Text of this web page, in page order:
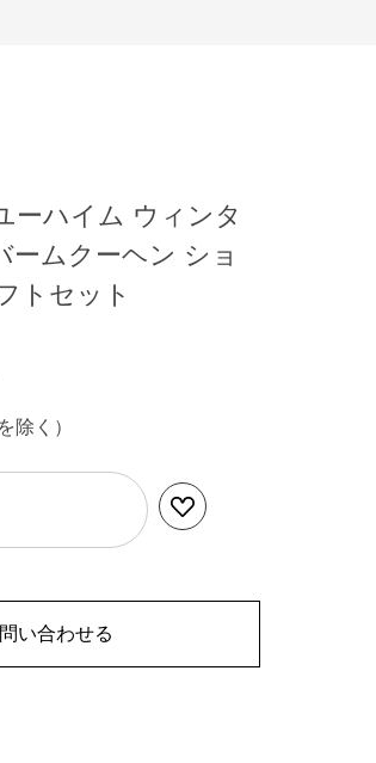
ーハイム ウィンタ
ームクーヘン ショ
トセット
除く）
い合わせる